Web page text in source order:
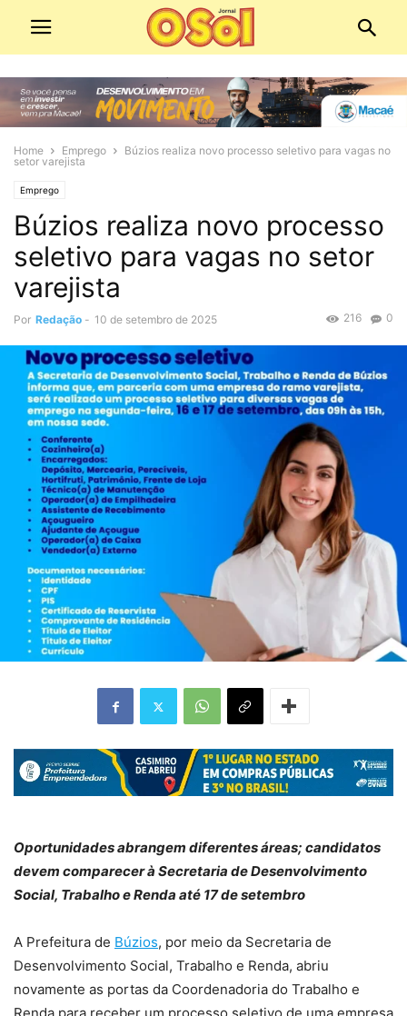
Home Emprego
Búzios realiza novo processo seletivo para vagas no
setor varejista
Emprego
Búzios realiza novo processo
seletivo para vagas no setor
varejista
Por Redação - 10 de setembro de 2025 0
216
Oportunidades abrangem diferentes áreas; candidatos
devem comparecer à Secretaria de Desenvolvimento
Social, Trabalho e Renda até 17 de setembro
A Prefeitura de Búzios, por meio da Secretaria de
Desenvolvimento Social, Trabalho e Renda, abriu
novamente as portas da Coordenadoria do Trabalho e